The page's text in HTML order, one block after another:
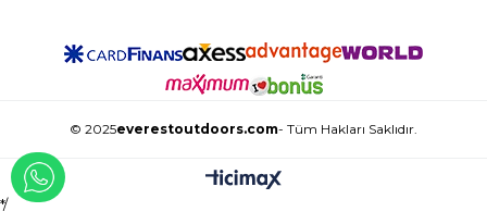
© 2025everestoutdoors.com- Tüm Hakları Saklıdır.
*/
WHATSAPP İLE İLETİŞİME GEÇ